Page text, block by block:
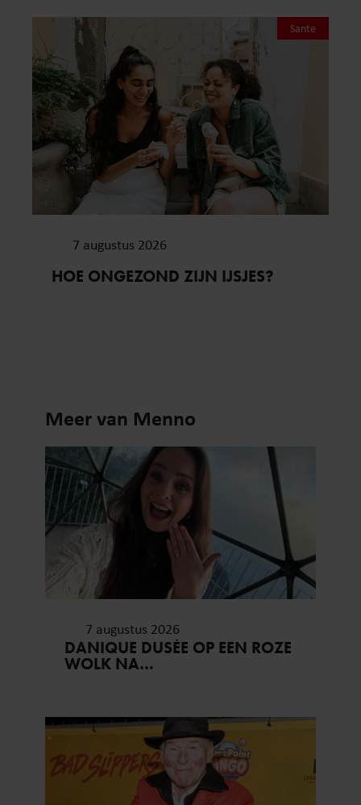
Sante
7 augustus 2026
HOE ONGEZOND ZIJN IJSJES?
Meer van Menno
7 augustus 2026
DANIQUE DUSÉE OP EEN ROZE
WOLK NA